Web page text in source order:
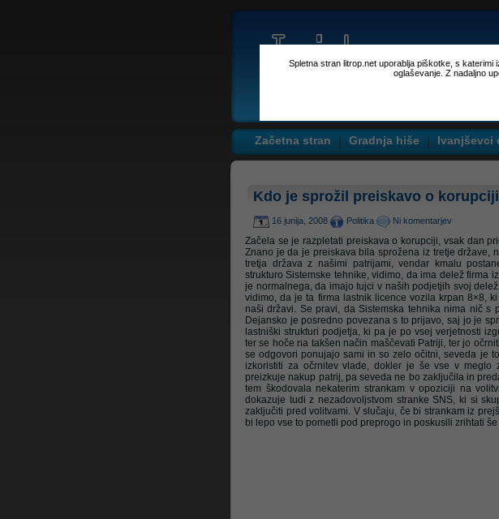
Spletna stran litrop.net uporablja piškotke, s
oglaševanje. Z nadaljno
Litrop.net
Začetna stran Gradnja hiše Ivanjševci
Kdo je sprožil preiskavo o
16 junija, 2008 Politika Ni komentarjev
Začela se je razpletati preiskava o korupciji, vsak dan
Znano je da je preiskava bila sprožena iz tretje države,
tretja država z našimi patrijami, vendar kmalu
strukturo Sistemske tehnike, vidimo, da ima delež firma
je normalnega, da imajo tujci v naših podjetjih svoj
vidimo, da je ta firma lastnik licence vozila krpan 8×8,
naši državi. Se pravi, da Sistemska tehnika nima nič s
Dejansko je posredno povezana s to prijavo, saj jo je
lastniški strukturi podjetja, ki pa je po vsej verjetnosti
ter se hoče na takšen način maščevati Patriji, ter jo
se odgovori ponujajo sami in so zelo očitni, seveda je
izkoristiti za očrnitev vlade, dokler je še vse v meglo
preizkuje nakup patrij, pa seveda ne bo zaključila in
tem škodovala nekaterim strankam v opoziciji na
dokazuje tudi z nezadovoljstvom stranke SNS, ki si
zaključiti pred volitvami. V slučaju, če bi strankam iz
bi lepo vse to pometli pod preprogo in poskusili zrihtati